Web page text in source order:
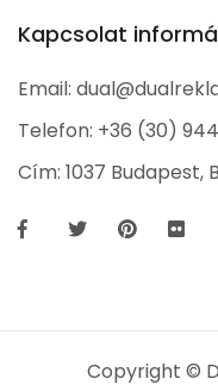
Kapcsolat
Email:
Telefon: +36 (30)
Cím: 1037 Budapest,
Copyright ©